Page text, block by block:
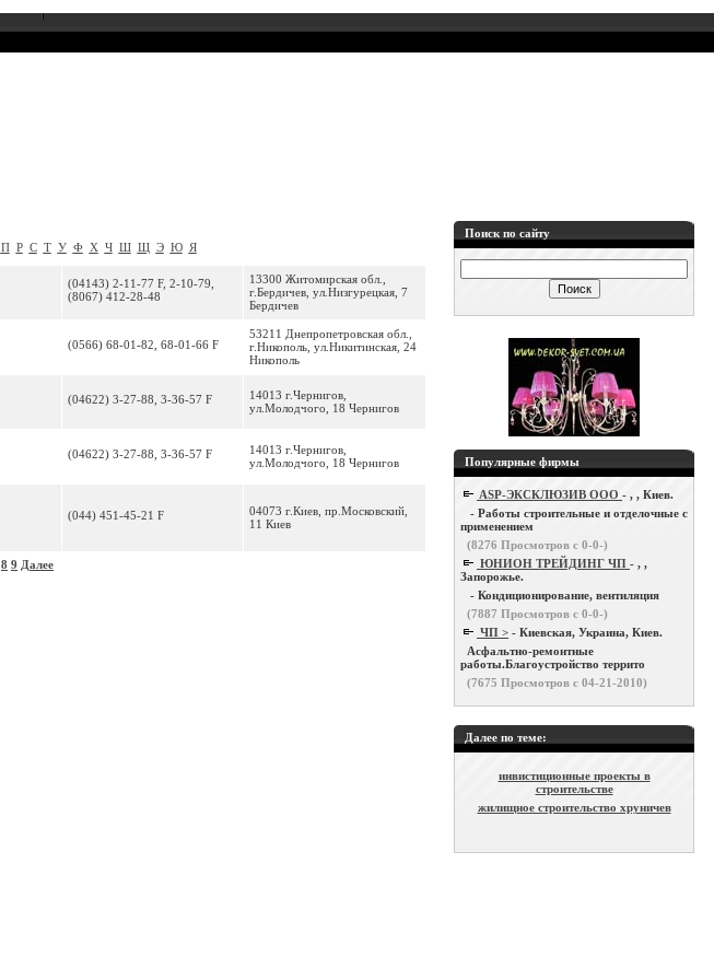
П Р С Т У Ф Х Ч Ш Щ Э Ю Я
(04143) 2-11-77 F, 2-10-79,
(8067) 412-28-48
13300 Житомирская обл.,
г.Бердичев, ул.Низгурецкая, 7
Бердичев
(0566) 68-01-82, 68-01-66 F
53211 Днепропетровская обл.,
г.Никополь, ул.Никитинская, 24
Никополь
(04622) 3-27-88, 3-36-57 F
14013 г.Чернигов,
ул.Молодчого, 18 Чернигов
(04622) 3-27-88, 3-36-57 F
14013 г.Чернигов,
ул.Молодчого, 18 Чернигов
(044) 451-45-21 F
04073 г.Киев, пр.Московский,
11 Киев
8 9 Далее
Поиск по сайту
Популярные фирмы
ASP-ЭКСКЛЮЗИВ ООО - , , Киев.
- Работы строительные и отделочные с
применением
(8276 Просмотров с 0-0-)
ЮНИОН ТРЕЙДИНГ ЧП - , ,
Запорожье.
- Кондиционирование, вентиляция
(7887 Просмотров с 0-0-)
ЧП > - Киевская, Украина, Киев.
Асфальтно-ремонтные
работы.Благоустройство террито
(7675 Просмотров с 04-21-2010)
Далее по теме:
инвистиционные проекты в
строительстве
жилищное строительство хруничев